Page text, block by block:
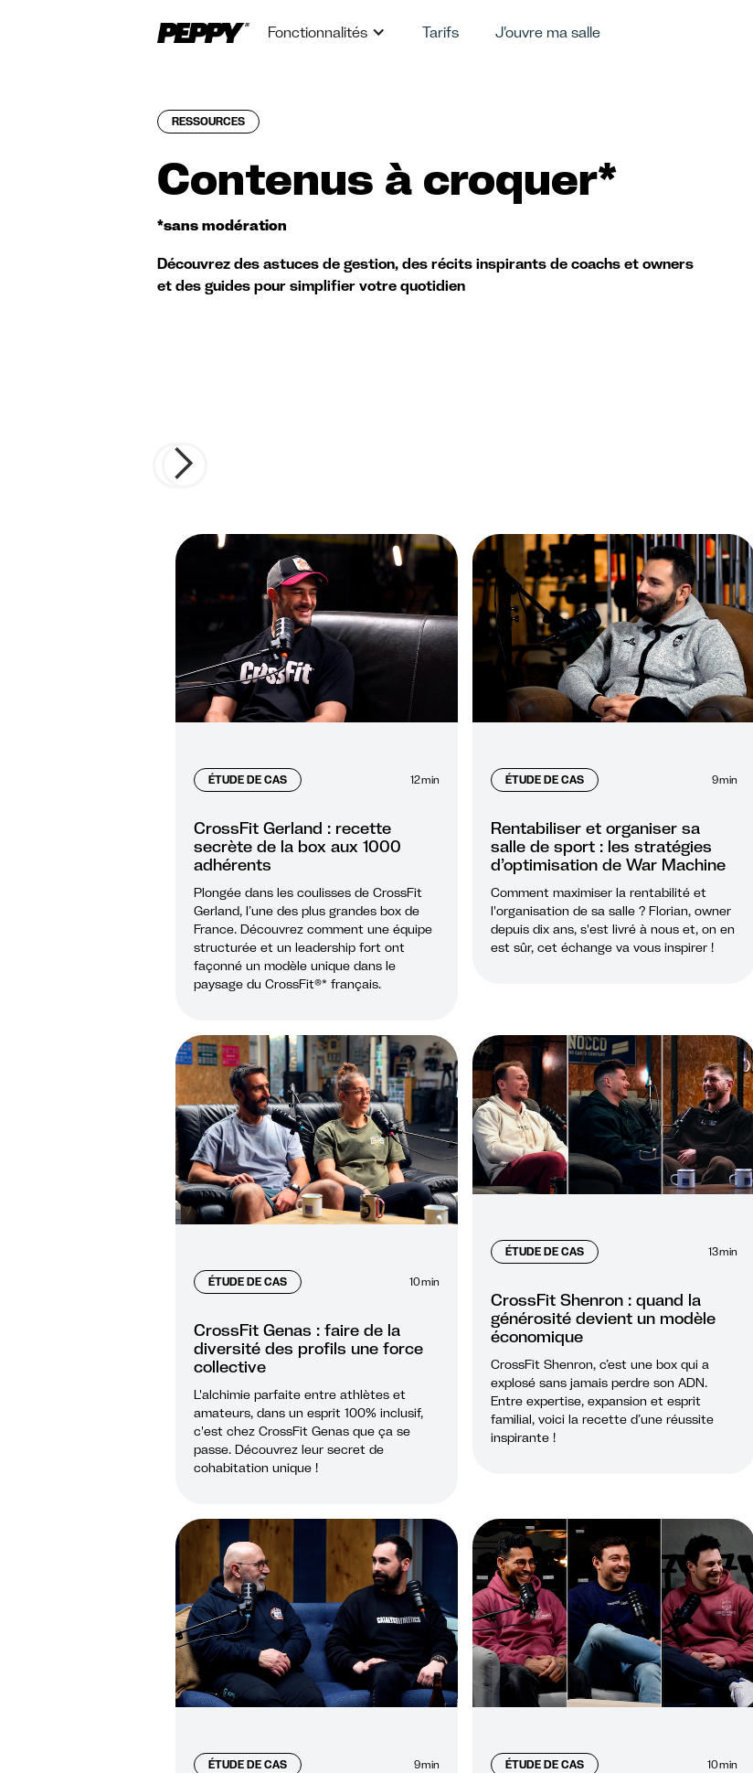
Fonctionnalités Tarifs J'ouvre ma salle
RESSOURCES
Contenus à croquer*
*sans modération
Découvrez des astuces de gestion, des récits inspirants de coachs et owners
et des guides pour simplifier votre quotidien
ÉTUDE DE CAS 12min
CrossFit Gerland : recette
secrète de la box aux 1000
adhérents
Plongée dans les coulisses de CrossFit
Gerland, l’une des plus grandes box de
France. Découvrez comment une équipe
structurée et un leadership fort ont
façonné un modèle unique dans le
paysage du CrossFit®* français.
ÉTUDE DE CAS 9min
Rentabiliser et organiser sa
salle de sport : les stratégies
d’optimisation de War Machine
Comment maximiser la rentabilité et
l'organisation de sa salle ? Florian, owner
depuis dix ans, s'est livré à nous et, on en
est sûr, cet échange va vous inspirer !
ÉTUDE DE CAS 10min
CrossFit Genas : faire de la
diversité des profils une force
collective
L'alchimie parfaite entre athlètes et
amateurs, dans un esprit 100% inclusif,
c'est chez CrossFit Genas que ça se
passe. Découvrez leur secret de
cohabitation unique !
ÉTUDE DE CAS 13min
CrossFit Shenron : quand la
générosité devient un modèle
économique
CrossFit Shenron, c’est une box qui a
explosé sans jamais perdre son ADN.
Entre expertise, expansion et esprit
familial, voici la recette d’une réussite
inspirante !
ÉTUDE DE CAS 9min ÉTUDE DE CAS 10min